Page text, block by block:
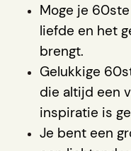
Moge je
liefde en het
brengt.
Gelukkige
die altijd een
inspiratie is
Je bent een